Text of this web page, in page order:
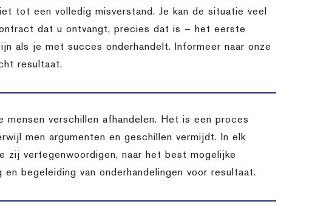
tot een volledig misverstand. Je kan de situatie veel
dat u ontvangt, precies dat is – het eerste
als je met succes onderhandelt. Informeer naar onze
resultaat.
verschillen afhandelen. Het is een proces
men argumenten en geschillen vermijdt. In elk
zij vertegenwoordigen, naar het best mogelijke
begeleiding van onderhandelingen voor resultaat.